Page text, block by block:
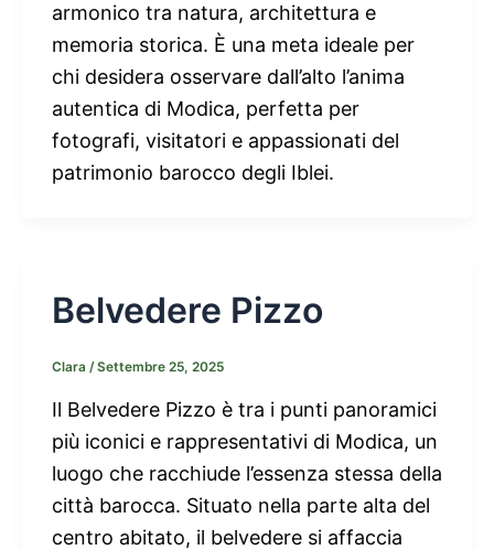
armonico tra natura, architettura e
memoria storica. È una meta ideale per
chi desidera osservare dall’alto l’anima
autentica di Modica, perfetta per
fotografi, visitatori e appassionati del
patrimonio barocco degli Iblei.
Belvedere Pizzo
Clara /Settembre 25, 2025
Il Belvedere Pizzo è tra i punti panoramici
più iconici e rappresentativi di Modica, un
luogo che racchiude l’essenza stessa della
città barocca. Situato nella parte alta del
centro abitato, il belvedere si affaccia